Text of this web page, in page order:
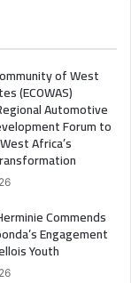
of West
(ECOWAS)
Automotive
Forum to
Africa’s
Commends
Engagement
Youth